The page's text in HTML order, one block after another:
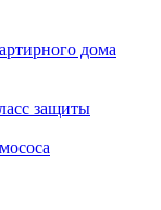
дома
защиты